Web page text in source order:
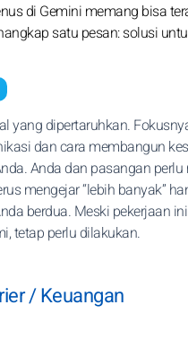
di Gemini memang bisa
satu pesan: solusi
yang dipertaruhkan.
dan cara membangun
Anda dan pasangan
mengejar “lebih banyak”
berdua. Meski pekerjaan
tetap perlu dilakukan.
/ Keuangan